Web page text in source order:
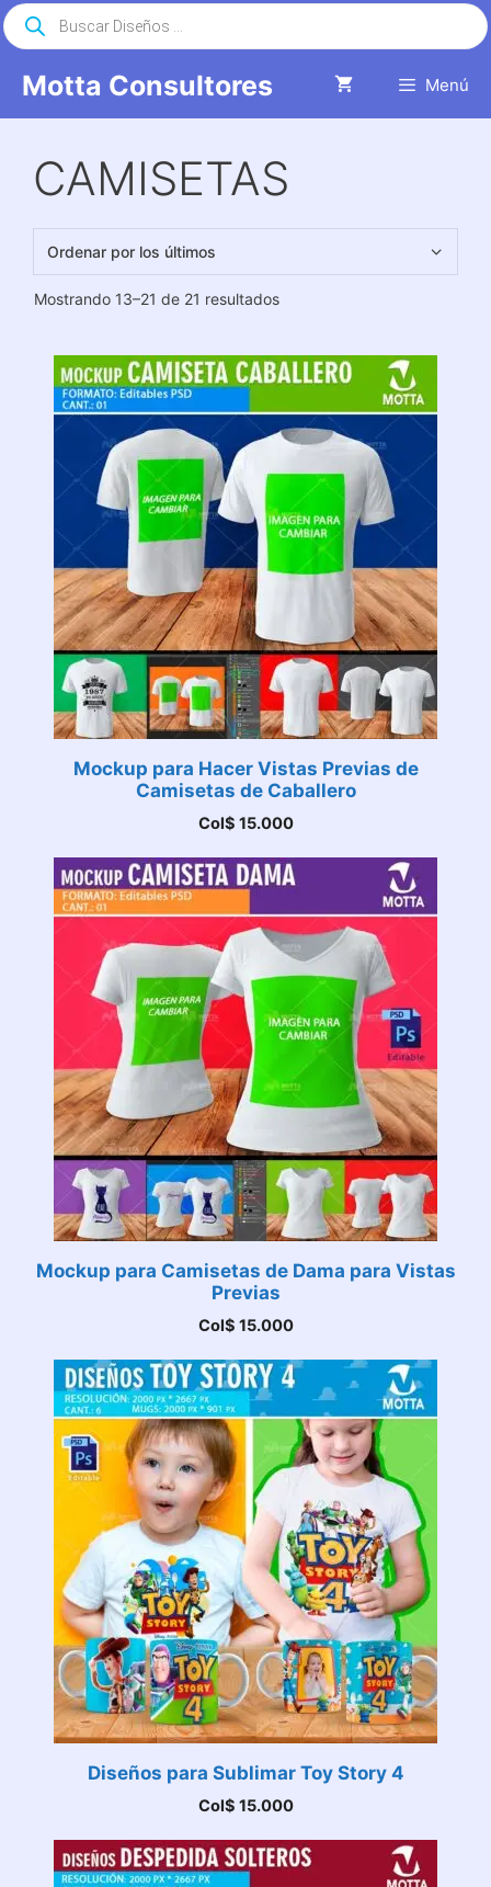
Saltar
al
Motta Consultores Menú
Búsqueda
de
productos
CAMISETAS
Mostrando 13–21 de 21 resultadosOrdenado
últimos
Mockup para Hacer Vistas Previas de
Camisetas de Caballero
Col$ 15.000
Mockup para Camisetas de Dama para Vistas
Previas
Col$ 15.000
Diseños para Sublimar Toy Story 4
Col$ 15.000